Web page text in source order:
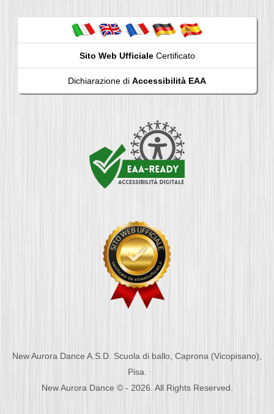
Sito Web UfficialeCertificato
Dichiarazione di Accessibilità EAA
New Aurora Dance A.S.D. Scuola di ballo, Caprona (Vicopisano),
Pisa.
New Aurora Dance © - 2026. All Rights Reserved.